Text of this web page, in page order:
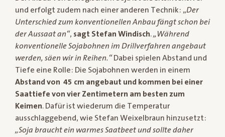
und erfolgt zudem nach einer anderen Technik: „Der
Unterschied zum konventionellen Anbau fängt schon bei
der Aussaat an“, sagt Stefan Windisch.„Während
konventionelle Sojabohnen im Drillverfahren angebaut
werden, säen wir in Reihen.“ Dabei spielen Abstand und
Tiefe eine Rolle: Die Sojabohnen werden in einem
Abstand von 45 cm angebaut und kommen bei einer
Saattiefe von vier Zentimetern am besten zum
Keimen. Dafür ist wiederum die Temperatur
ausschlaggebend, wie Stefan Weixelbraun hinzusetzt:
„Soja braucht ein warmes Saatbeet und sollte daher